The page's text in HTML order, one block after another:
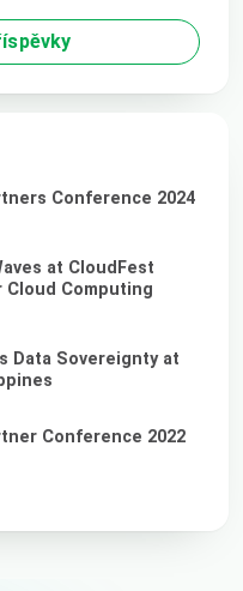
Conference 2024
at CloudFest
Cloud Computing
Data Sovereignty at
Conference 2022